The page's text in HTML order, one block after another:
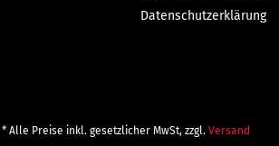
Datenschutzerklärung
* Alle Preise inkl. gesetzlicher MwSt, zzgl. Versand